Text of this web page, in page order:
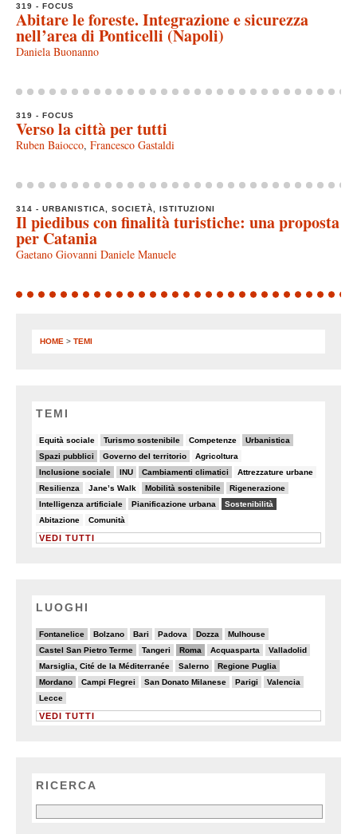
319 - FOCUS
Abitare le foreste. Integrazione e sicurezza
nell’area di Ponticelli (Napoli)
Daniela Buonanno
319 - FOCUS
Verso la città per tutti
Ruben Baiocco, Francesco Gastaldi
314 - URBANISTICA, SOCIETÀ, ISTITUZIONI
Il piedibus con finalità turistiche: una proposta
per Catania
Gaetano Giovanni Daniele Manuele
HOME > TEMI
TEMI
Equità sociale
8/82 Turismo sostenibile
18/82 Competenze
6/82 Urbanistica
26/82
Spazi pubblici
32/82 Governo del territorio
19/82 Agricoltura
5/82
Inclusione sociale
26/82 INU
22/82 Cambiamenti climatici
25/82 Attrezzature urbane
5/82
Resilienza
14/82 Jane’s Walk
8/82 Mobilità sostenibile
25/82 Rigenerazione
14/82
Intelligenza artificiale
11/82 Pianificazione urbana
21/82 Sostenibilità
67/82
Abitazione
8/82 Comunità
6/82
VEDI TUTTI
LUOGHI
Fontanelice
6/20 Bolzano
4/20 Bari
5/20 Padova
2/20 Dozza
6/20 Mulhouse
4/20
Castel San Pietro Terme
6/20 Tangeri
2/20 Roma
9/20 Acquasparta
3/20 Valladolid
3/20
Marsiglia, Cité de la Méditerranée
2/20 Salerno
4/20 Regione Puglia
7/20
Mordano
6/20 Campi Flegrei
3/20 San Donato Milanese
3/20 Parigi
4/20 Valencia
5/20
Lecce
2/20
VEDI TUTTI
RICERCA